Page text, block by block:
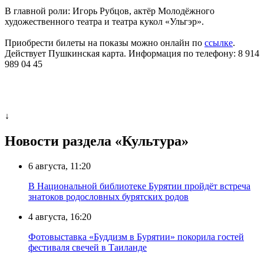
В главной роли: Игорь Рубцов, актёр Молодёжного
художественного театра и театра кукол «Ульгэр».
Приобрести билеты на показы можно онлайн по ссылке.
Действует Пушкинская карта. Информация по телефону: 8 914
989 04 45
↓
Новости раздела «Культура»
6 августа, 11:20
В Национальной библиотеке Бурятии пройдёт встреча
знатоков родословных бурятских родов
4 августа, 16:20
Фотовыставка «Буддизм в Бурятии» покорила гостей
фестиваля свечей в Таиланде